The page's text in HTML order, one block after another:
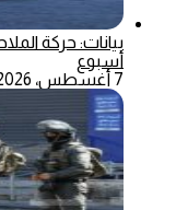
أسبوع
7 أغسطس، 2026